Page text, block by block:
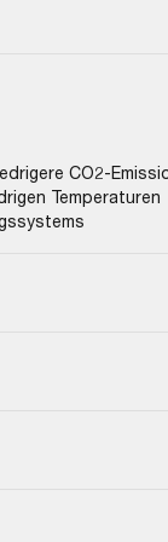
CO2-
Temperaturen